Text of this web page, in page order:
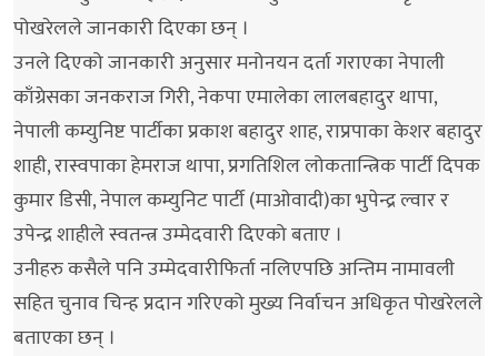
पोखरेलले जानकारी दिएका छन् ।
उनले दिएको जानकारी अनुसार मनोनयन दर्ता गराएका नेपाली
काँग्रेसका जनकराज गिरी, नेकपा एमालेका लालबहादुर थापा,
नेपाली कम्युनिष्ट पार्टीका प्रकाश बहादुर शाह, राप्रपाका केशर बहादुर
शाही, रास्वपाका हेमराज थापा, प्रगतिशिल लोकतान्त्रिक पार्टी दिपक
कुमार डिसी, नेपाल कम्युनिट पार्टी (माओवादी)का भुपेन्द्र ल्वार र
उपेन्द्र शाहीले स्वतन्त्र उम्मेदवारी दिएको बताए ।
उनीहरु कसैले पनि उम्मेदवारीफिर्ता नलिएपछि अन्तिम नामावली
सहित चुनाव चिन्ह प्रदान गरिएको मुख्य निर्वाचन अधिकृत पोखरेलले
बताएका छन् ।